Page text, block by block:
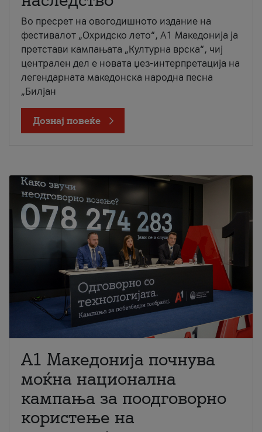
Во пресрет на овогодишното издание на
фестивалот „Охридско лето“, А1 Македонија ја
претстави кампањата „Културна врска“, чиј
централен дел е новата џез-интерпретација на
легендарната македонска народна песна
„Билјан
Дознај повеќе
A1 Македонија почнува
моќна национална
кампања за поодговорно
користење на